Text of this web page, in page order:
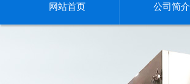
网站首页 公司简介